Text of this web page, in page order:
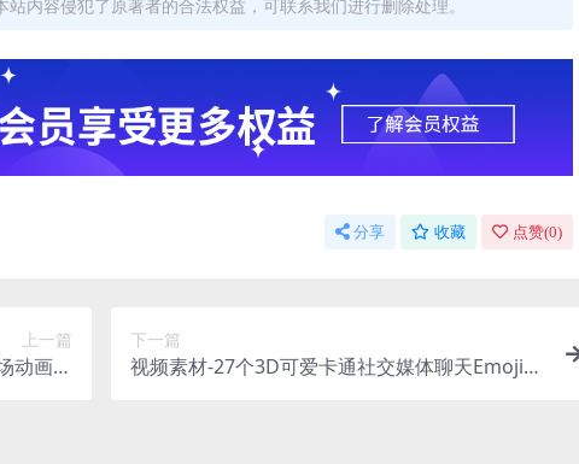
内容侵犯了原著者的合法权益，可联系我们进行删除处理。
分享 收藏 点赞(0)
上一篇
动画过
下一篇
视频素材-27个3D可爱卡通社交媒体聊天Emoji表